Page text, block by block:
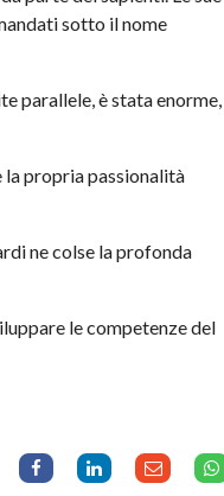
sotto il nome
parallele, è stata enorme,
la propria passionalità
ne colse la profonda
le competenze del